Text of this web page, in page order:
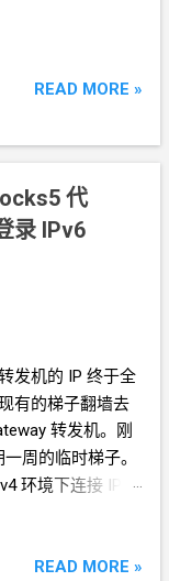
READ MORE »
代
录 IPv6
发机的 IP 终于全
有的梯子翻墙去
转发机。刚
周的临时梯子。
环境下连接 IPv6
READ MORE »